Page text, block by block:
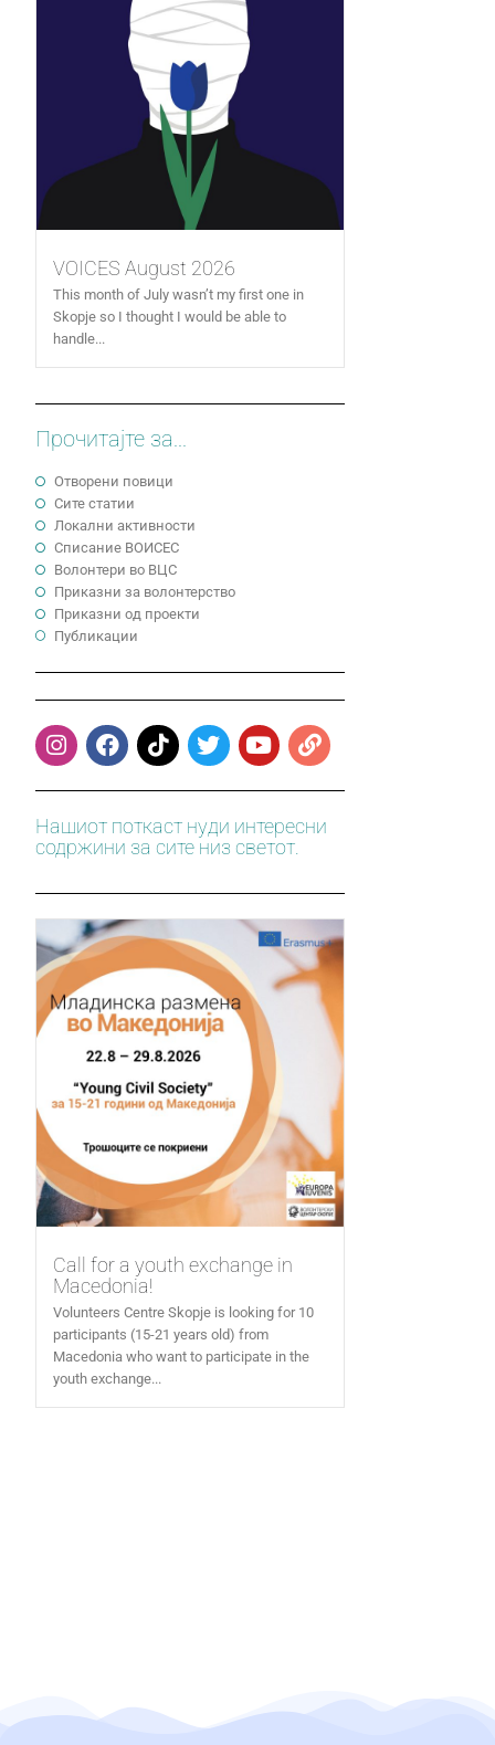
VOICES August 2026
This month of July wasn’t my first one in
Skopje so I thought I would be able to
handle...
Прочитајте за...
Отворени повици
Сите статии
Локални активности
Cписание ВОИСЕС
Волонтери во ВЦС
Приказни за волонтерство
Приказни од проекти
Публикации
Нашиот поткаст нуди интересни
содржини за сите низ светот.
Call for a youth exchange in
Macedonia!
Volunteers Centre Skopje is looking for 10
participants (15-21 years old) from
Macedonia who want to participate in the
youth exchange...